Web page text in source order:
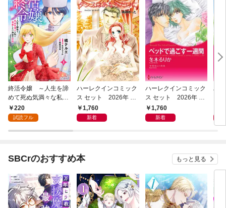
終活令嬢 ～人生を諦
めて死ぬ気満々な私と
溺愛したい神官の攻防
～(話売り) #1
220
試読フル
ハーレクインコミック
ス セット 2026年 vo
l.1072
1,760
新着
ハーレクインコミック
ス セット 2026年 vo
l.1070
1,760
新着
ハ
SBCrのおすすめ本 もっと見る